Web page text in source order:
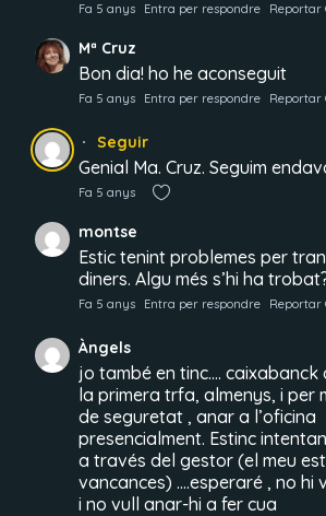
Fa 5 anys Entra per respondre Reportar
Mª Cruz
Bon dia! ho he aconseguit
Fa 5 anys Entra per respondre Reportar
Seguir
Genial Ma. Cruz. Seguim
Fa 5 anys
montse
Estic tenint problemes per
diners. Algu més s’hi ha
Fa 5 anys Entra per respondre Reportar
Àngels
jo també en tinc…. caixabanck
la primera trfa, almenys, i per
de seguretat , anar a l’oficina
presencialment. Estinc
a través del gestor (el meu
vancances) ….esperaré , no hi
i no vull anar-hi a fer cua